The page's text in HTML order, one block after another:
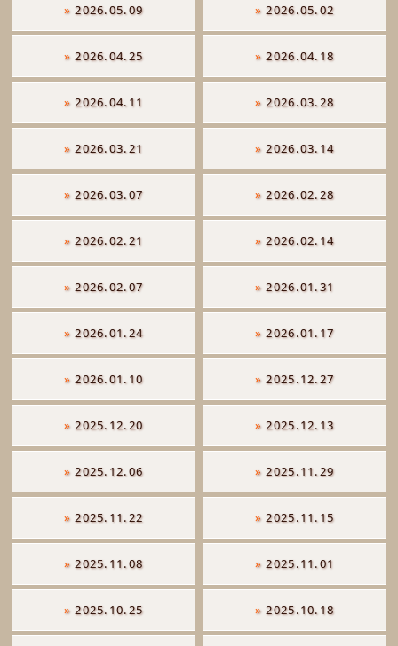
» 2026.05.09 » 2026.05.02
» 2026.04.25 » 2026.04.18
» 2026.04.11 » 2026.03.28
» 2026.03.21 » 2026.03.14
» 2026.03.07 » 2026.02.28
» 2026.02.21 » 2026.02.14
» 2026.02.07 » 2026.01.31
» 2026.01.24 » 2026.01.17
» 2026.01.10 » 2025.12.27
» 2025.12.20 » 2025.12.13
» 2025.12.06 » 2025.11.29
» 2025.11.22 » 2025.11.15
» 2025.11.08 » 2025.11.01
» 2025.10.25 » 2025.10.18